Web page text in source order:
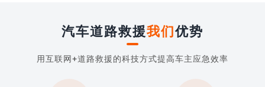
汽车道路救援我们优势
用互联网+道路救援的科技方式提高车主应急效率